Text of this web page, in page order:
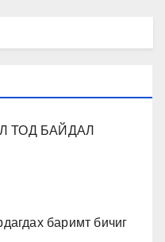
ТОД БАЙДАЛ
баримт бичиг